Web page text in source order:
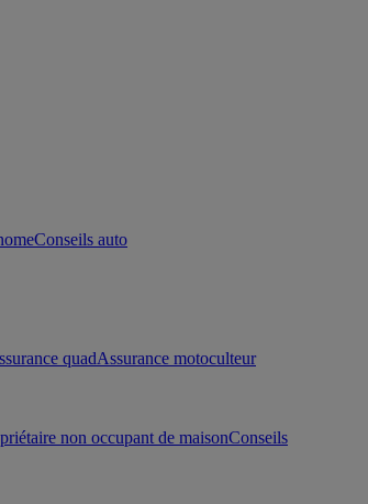
Conseils auto
quadAssurance motoculteur
non occupant de maisonConseils